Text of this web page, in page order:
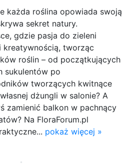
każda roślina opowiada swoją
sekret natury.
gdzie pasja do zieleni
tworząc
roślin – od początkujących
sukulentów po
tworzących kwitnące
dżungli w salonie? A
zamienić balkon w pachnący
Na FloraForum.pl
pokaż więcej »